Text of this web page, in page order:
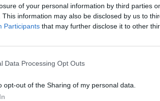
of your personal information by third parties
This information may also be disclosed by us to
Participants that may further disclose it to other
Data Processing Opt Outs
opt-out of the Sharing of my personal data.